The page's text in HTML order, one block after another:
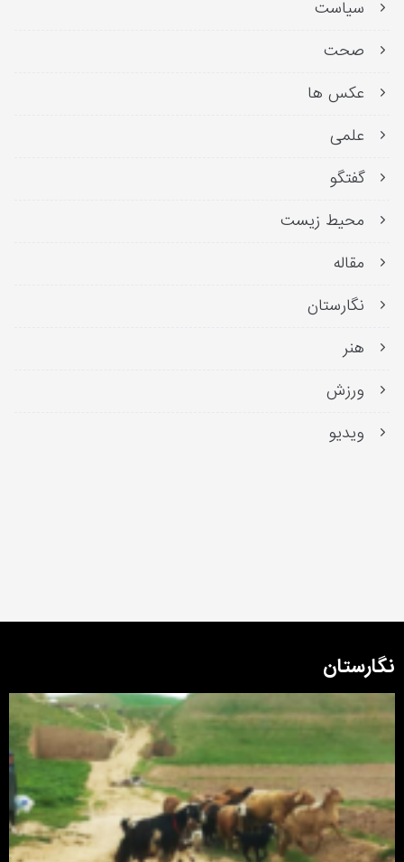
سیاست
صحت
عکس ها
علمی
گفتگو
محیط زیست
مقاله
نگارستان
هنر
ورزش
ویدیو
نگارستان